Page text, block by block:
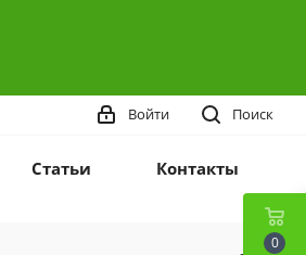
Поиск
Войти
Статьи Контакты
0